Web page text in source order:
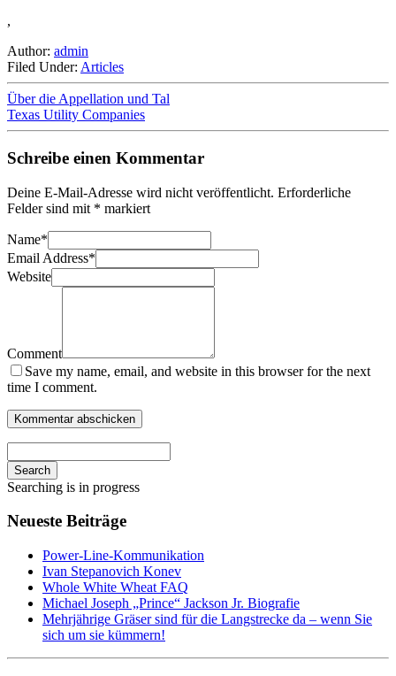
,
Author: admin
Filed Under: Articles
Über die Appellation und Tal
Texas Utility Companies
Schreibe einen Kommentar
Deine E-Mail-Adresse wird nicht veröffentlicht. Erforderliche
Felder sind mit * markiert
Name*
Email Address*
Website
Comment
Save my name, email, and website in this browser for the next
time I comment.
Search
Searching is in progress
Neueste Beiträge
Power-Line-Kommunikation
Ivan Stepanovich Konev
Whole White Wheat FAQ
Michael Joseph „Prince“ Jackson Jr. Biografie
Mehrjährige Gräser sind für die Langstrecke da – wenn Sie
sich um sie kümmern!